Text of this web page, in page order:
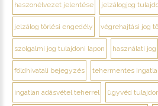
haszonélvezet jelentése jelzálogjog
jelzálog törlési engedély végrehajtási jog
szolgalmi jog tulajdoni lapon használati jog
földhivatali bejegyzés tehermentes
ingatlan adásvétel teherrel ügyvéd